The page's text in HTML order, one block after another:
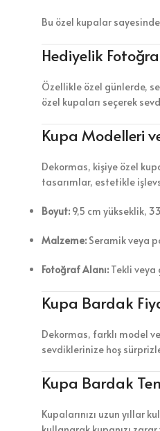
Bu özel kupalar
Hediyelik
Özellikle özel günlerde,
özel kupaları seçerek
Kupa Modelleri
Dekormas, kişiye özel
tasarımlar, estetikle
Boyut: 9,5 cm yükseklik,
Malzeme: Seramik veya
Fotoğraf Alanı: Tekli
Kupa Bardak
Dekormas, farklı model
sevdiklerinize hoş
Kupa Bardak
Kupalarınızı uzun yıllar